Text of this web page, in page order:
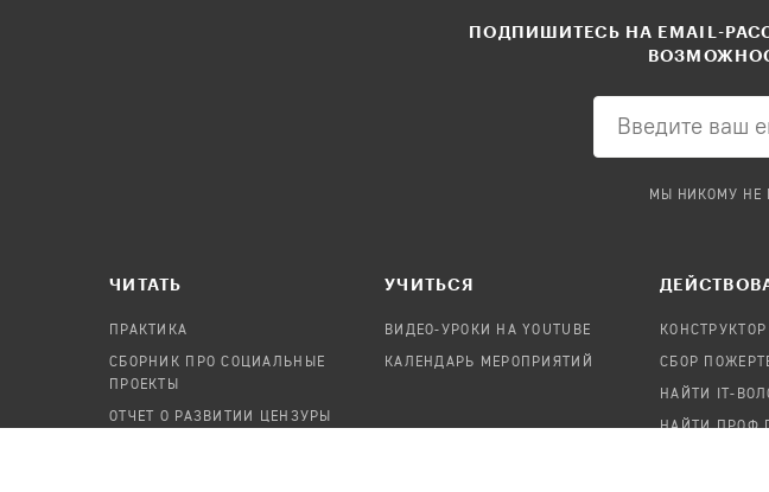
ПОДПИШИТЕСЬ НА EMAIL-
МЫ НИКОМУ НЕ
ЧИТАТЬ
ПРАКТИКА
СБОРНИК ПРО СОЦИАЛЬНЫЕ
ПРОЕКТЫ
ОТЧЕТ О РАЗВИТИИ ЦЕНЗУРЫ
УЧИТЬСЯ
ВИДЕО-УРОКИ НА YOUTUBE
КАЛЕНДАРЬ МЕРОПРИЯТИЙ СБОР
НАЙТИ IT-
НАЙТИ